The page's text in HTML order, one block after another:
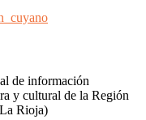
de información
y cultural de la Región
Rioja)